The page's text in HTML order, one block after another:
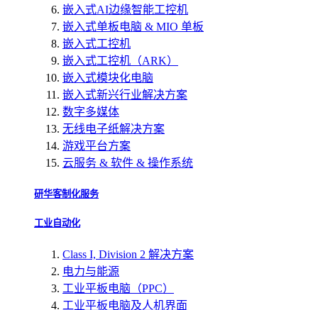
嵌入式AI边缘智能工控机
嵌入式单板电脑 & MIO 单板
嵌入式工控机
嵌入式工控机（ARK）
嵌入式模块化电脑
嵌入式新兴行业解决方案
数字多媒体
无线电子纸解决方案
游戏平台方案
云服务 & 软件 & 操作系统
研华客制化服务
工业自动化
Class I, Division 2 解决方案
电力与能源
工业平板电脑（PPC）
工业平板电脑及人机界面